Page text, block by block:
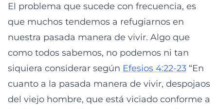
El problema que sucede con frecuencia, es
que muchos tendemos a refugiarnos en
nuestra pasada manera de vivir. Algo que
como todos sabemos, no podemos ni tan
siquiera considerar según Efesios 4:22-23 “En
cuanto a la pasada manera de vivir, despojaos
del viejo hombre, que está viciado conforme a